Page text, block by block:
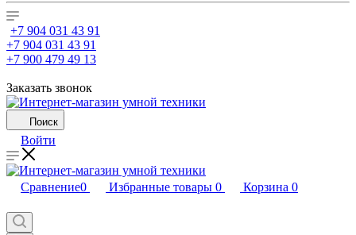
+7 904 031 43 91
+7 904 031 43 91
+7 900 479 49 13
Заказать звонок
Поиск
Войти
Сравнение0 Избранные товары 0 Корзина 0